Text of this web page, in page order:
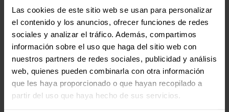
Las cookies de este sitio web se usan para personalizar
el contenido y los anuncios, ofrecer funciones de redes
sociales y analizar el tráfico. Además, compartimos
información sobre el uso que haga del sitio web con
nuestros partners de redes sociales, publicidad y análisis
web, quienes pueden combinarla con otra información
que les haya proporcionado o que hayan recopilado a
partir del uso que haya hecho de sus servicios.
Color del
producto
Negro
Tipo de control Botones
Condiciones ambientales
0 - 40 °C